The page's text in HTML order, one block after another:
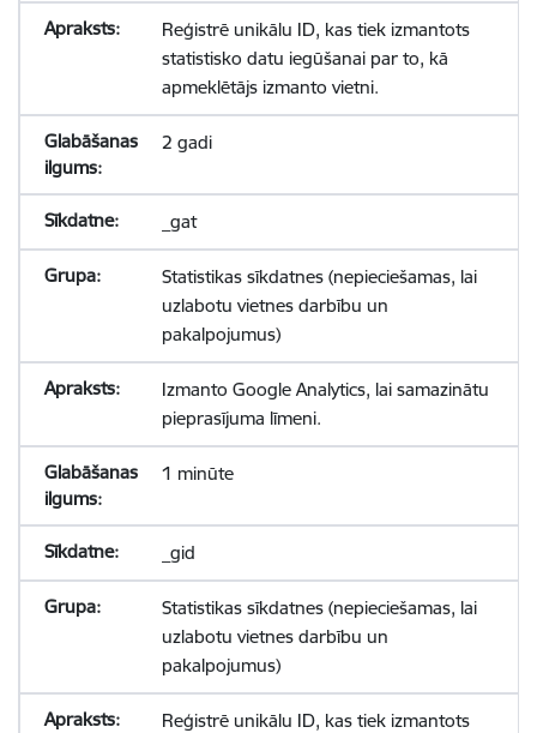
Reģistrē unikālu ID, kas tiek izmantots
statistisko datu iegūšanai par to, kā
apmeklētājs izmanto vietni.
2 gadi
_gat
Statistikas sīkdatnes (nepieciešamas, lai
uzlabotu vietnes darbību un
pakalpojumus)
Izmanto Google Analytics, lai samazinātu
pieprasījuma līmeni.
1 minūte
_gid
Statistikas sīkdatnes (nepieciešamas, lai
uzlabotu vietnes darbību un
pakalpojumus)
Reģistrē unikālu ID, kas tiek izmantots